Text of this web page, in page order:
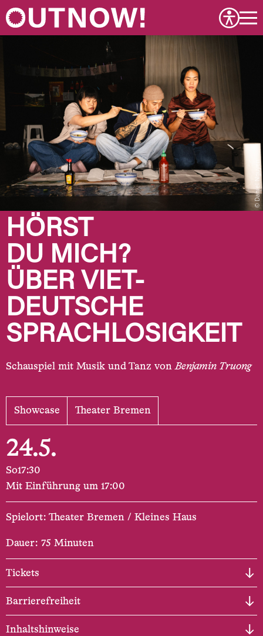
Daniel Nguyen
HÖRST
DU MICH?
ÜBER VIET-
DEUTSCHE
SPRACHLOSIGKEIT
Schauspiel mit Musik und Tanz vonBenjamin Truong
Showcase Theater Bremen
24.5.
So17:30
Mit Einführung um 17:00
Spielort: Theater Bremen / Kleines Haus
Dauer: 75 Minuten
Tickets
Barrierefreiheit
Inhaltshinweise